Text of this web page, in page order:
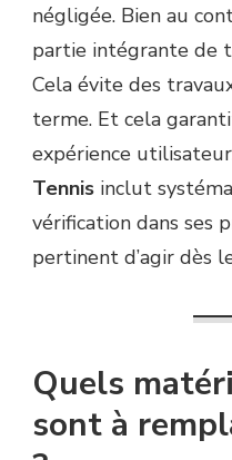
négligée. Bien au
partie intégrante de
Cela évite des
terme. Et cela
expérience
Tennis inclut
vérification dans ses
pertinent d’agir dès
Quels
sont à